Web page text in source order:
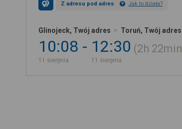
Z adresu pod adres Jak to działa?
Glinojeck, Twój adres Toruń, Twój adres
10:08
11 sierpnia
12:30
11 sierpnia
2h 22min